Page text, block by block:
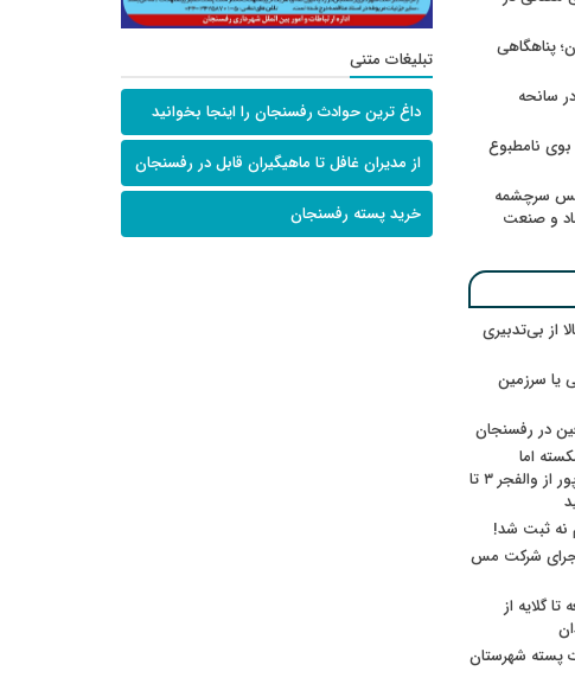
پناهگاهی
در سانحه
نامطبوع
سرچشمه
و صنعت
از بی‌تدبیری
یا سرزمین
در رفسنجان
اما
ننشسته»/ روایت محمد جعفرپور از والفجر ۳ تا
نه ثبت شد!
اجرای شرکت مس
گلایه از
پسته شهرستان
تبلیغات متنی
داغ ترین حوادث رفسنجان را اینجا بخوانید
از مدیران غافل تا ماهیگیران قابل در رفسنجان
خرید پسته رفسنجان